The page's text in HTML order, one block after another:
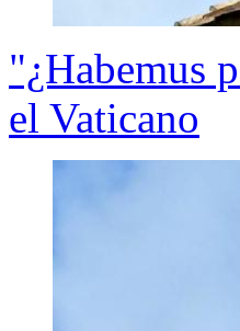
"¿Habemus
el Vaticano